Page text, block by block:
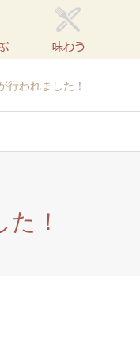
行われました！
！